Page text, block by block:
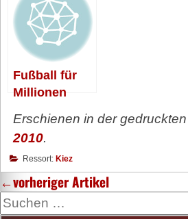
Fußball für
Millionen
Erschienen in der gedruckten
2010.
Ressort: Kiez
←vorheriger Artikel
Suche